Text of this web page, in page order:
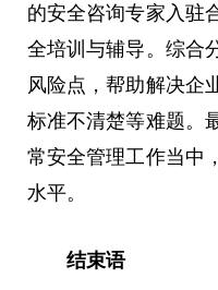
的安全咨询专家入驻
全培训与辅导。综合
风险点，帮助解决企
标准不清楚等难题。
常安全管理工作当中
水平。
结束语